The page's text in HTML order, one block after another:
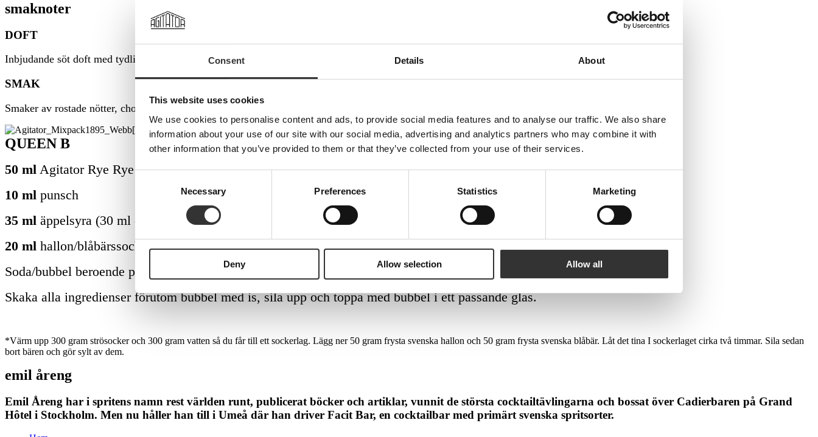
Consent Details About
This website uses cookies
We use cookies to personalise content and ads, to provide social media features and to analyse our traffic. We also share
information about your use of our site with our social media, advertising and analytics partners who may combine it with
other information that you’ve provided to them or that they’ve collected from your use of their services.
Necessary Preferences Statistics Marketing
Deny Allow selection Allow all
smaknoter
DOFT
Inbjudande söt doft med tydlig karaktär av råg och ny ek.
SMAK
Smaker av rostade nötter, choklad, lätt rostat kaffe, brioche och karamell.
QUEEN B
50 ml Agitator Rye Rye
10 ml punsch
35 ml äppelsyra (30 ml citronjuice)
20 ml hallon/blåbärssockerlag*
Soda/bubbel beroende på humör
Skaka alla ingredienser förutom bubbel med is, sila upp och toppa med bubbel i ett passande glas.
*Värm upp 300 gram strösocker och 300 gram vatten så du får till ett sockerlag. Lägg ner 50 gram frysta svenska hallon och 50 gram frysta svenska blåbär. Låt det tina I sockerlaget cirka två timmar. Sila sedan
bort bären och gör sylt av dem.
emil åreng
Emil Åreng har i spritens namn rest världen runt, publicerat böcker och artiklar, vunnit de största cocktailtävlingarna och bossat över Cadierbaren på Grand
Hôtel i Stockholm. Men nu håller han till i Umeå där han driver Facit Bar, en cocktailbar med primärt svenska spritsorter.